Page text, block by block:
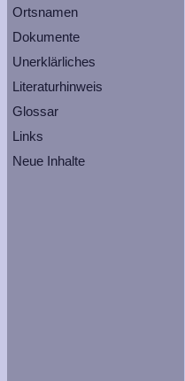
Ortsnamen
Dokumente
Unerklärliches
Literaturhinweis
Glossar
Links
Neue Inhalte